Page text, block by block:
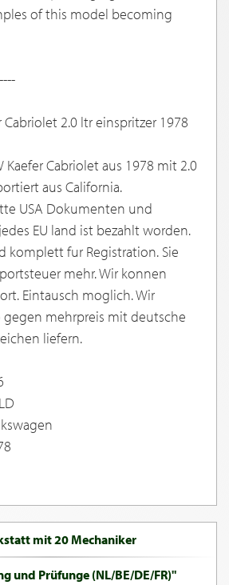
of this model becoming
Cabriolet 2.0 ltr einspritzer 1978
Kaefer Cabriolet aus 1978 mit 2.0
aus California.
USA Dokumenten und
EU land ist bezahlt worden.
komplett fur Registration. Sie
mehr. Wir konnen
Eintausch moglich. Wir
mehrpreis mit deutsche
liefern.
mit 20 Mechaniker
und Prüfunge (NL/BE/DE/FR)"